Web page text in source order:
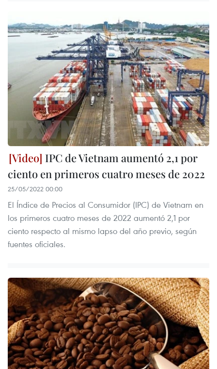
IPC de Vietnam aumentó 2,1 por
ciento en primeros cuatro meses de 2022
25/05/2022 00:00
El Índice de Precios al Consumidor (IPC) de Vietnam en
los primeros cuatro meses de 2022 aumentó 2,1 por
ciento respecto al mismo lapso del año previo, según
fuentes oficiales.